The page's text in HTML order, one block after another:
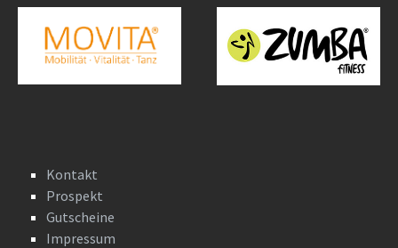
Kontakt
Prospekt
Gutscheine
Impressum